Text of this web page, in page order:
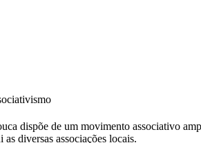
dispõe de um movimento associativo
as diversas associações locais.